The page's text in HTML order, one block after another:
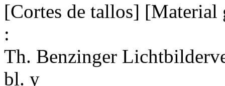
[Cortes de tallos]
:
Th. Benzinger
bl. y